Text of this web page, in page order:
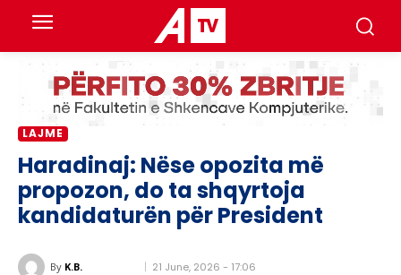
LAJME
Haradinaj: Nëse opozita më
propozon, do ta shqyrtoja
kandidaturën për President
By K.B. 21 June, 2026 - 17:06